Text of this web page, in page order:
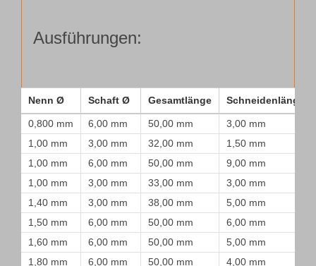
Ausführungen:
Nenn Ø Schaft Ø Gesamtlänge Schneidenlänge
0,800 mm 6,00 mm 50,00 mm
3,00 mm
1,00 mm
3,00 mm 32,00 mm
1,50 mm
1,00 mm
6,00 mm 50,00 mm
9,00 mm
1,00 mm
3,00 mm 33,00 mm
3,00 mm
1,40 mm
3,00 mm 38,00 mm
5,00 mm
1,50 mm
6,00 mm 50,00 mm
6,00 mm
1,60 mm
6,00 mm 50,00 mm
5,00 mm
1,80 mm
6,00 mm 50,00 mm
4,00 mm